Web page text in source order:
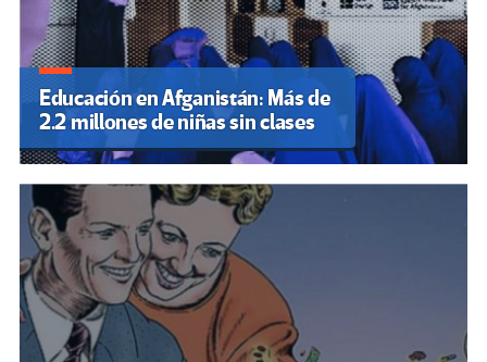
Educación en Afganistán: Más de
2.2 millones de niñas sin clases